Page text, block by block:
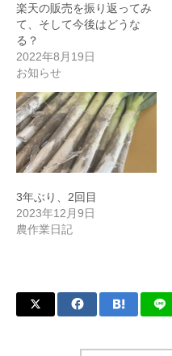
楽天の販売を振り返ってみ
て、そして今後はどうな
る？
2022年8月19日
お知らせ
3年ぶり、2回目
2023年12月9日
農作業日記